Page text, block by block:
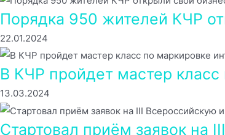
Порядка 950 жителей КЧР
22.01.2024
В КЧР пройдет мастер
13.03.2024
Стартовал приём заявок на